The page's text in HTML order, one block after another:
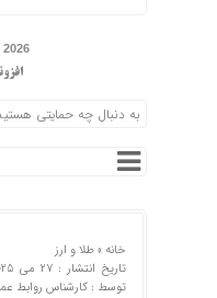
خانه »طلا و ارز
تاریخ انتشار : 27 می 2025 - 8:49 |
توسط : کارشناس روابط